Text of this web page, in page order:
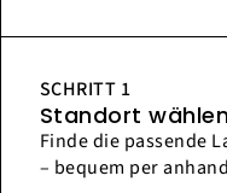
SCHRITT 1
Standort
Finde die passende
– bequem per